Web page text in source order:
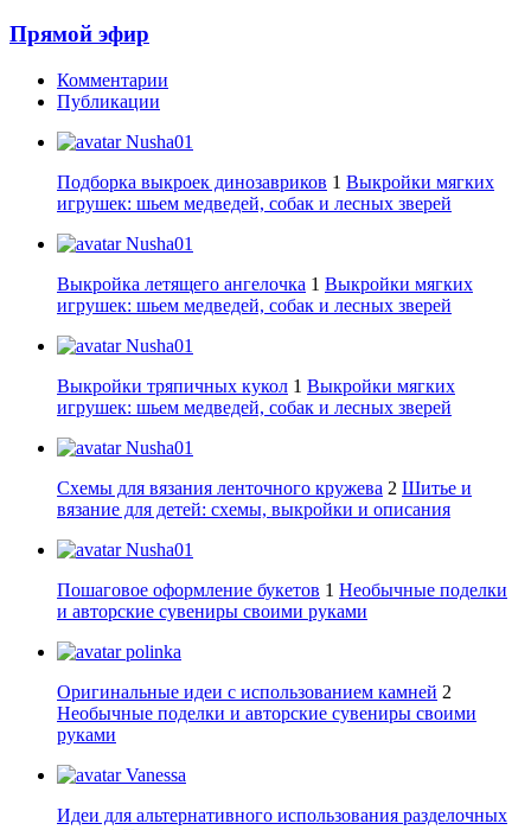
Прямой эфир
Комментарии
Публикации
Nusha01
Подборка выкроек динозавриков 1 Выкройки мягких
игрушек: шьем медведей, собак и лесных зверей
Nusha01
Выкройка летящего ангелочка 1 Выкройки мягких
игрушек: шьем медведей, собак и лесных зверей
Nusha01
Выкройки тряпичных кукол 1 Выкройки мягких
игрушек: шьем медведей, собак и лесных зверей
Nusha01
Схемы для вязания ленточного кружева 2 Шитье и
вязание для детей: схемы, выкройки и описания
Nusha01
Пошаговое оформление букетов 1 Необычные поделки
и авторские сувениры своими руками
polinka
Оригинальные идеи с использованием камней 2
Необычные поделки и авторские сувениры своими
руками
Vanessa
Идеи для альтернативного использования разделочных